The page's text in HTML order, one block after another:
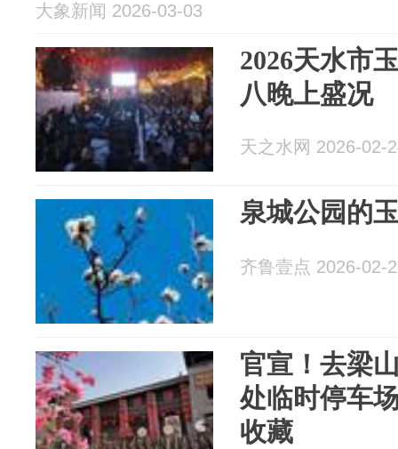
大象新闻 2026-03-03
2026天水市
八晚上盛况
天之水网 2026-02-
泉城公园的
齐鲁壹点 2026-02-
官宣！去梁
处临时停车
收藏